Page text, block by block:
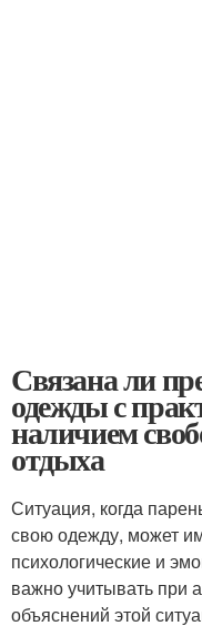
Связана ли
одежды с
наличием
отдыха
Ситуация, когда
свою одежду, может
психологические и
важно учитывать при
объяснений этой